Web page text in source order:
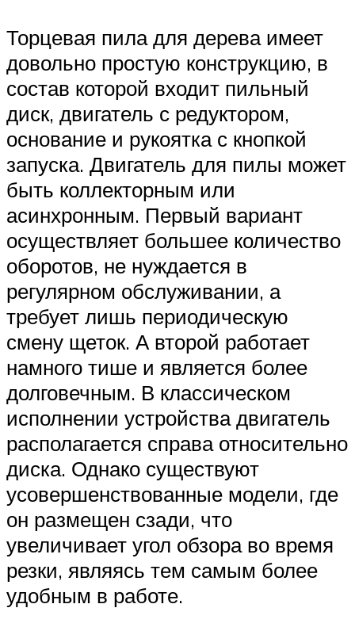
Торцевая пила для дерева имеет
довольно простую конструкцию, в
состав которой входит пильный
диск, двигатель с редуктором,
основание и рукоятка с кнопкой
запуска. Двигатель для пилы может
быть коллекторным или
асинхронным. Первый вариант
осуществляет большее количество
оборотов, не нуждается в
регулярном обслуживании, а
требует лишь периодическую
смену щеток. А второй работает
намного тише и является более
долговечным. В классическом
исполнении устройства двигатель
располагается справа относительно
диска. Однако существуют
усовершенствованные модели, где
он размещен сзади, что
увеличивает угол обзора во время
резки, являясь тем самым более
удобным в работе.